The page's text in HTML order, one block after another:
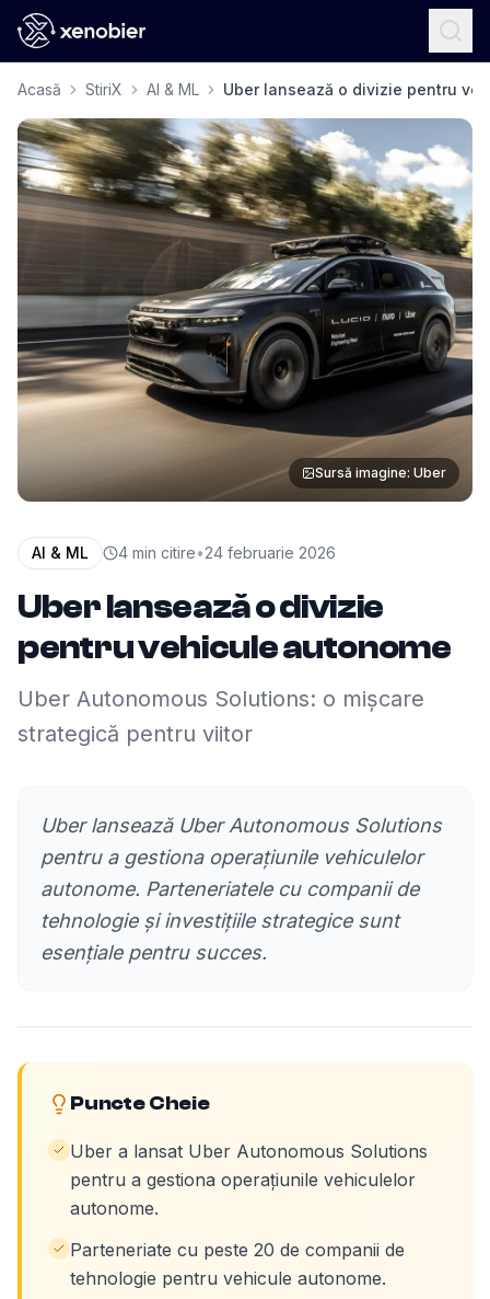
Acasă StiriX AI & ML Uber lansează o divizie pentru
Sursă imagine: Uber
AI & ML 4 min citire•24 februarie 2026
Uber lansează o divizie
pentru vehicule autonome
Uber Autonomous Solutions: o mișcare
strategică pentru viitor
Uber lansează Uber Autonomous Solutions
pentru a gestiona operațiunile vehiculelor
autonome. Parteneriatele cu companii de
tehnologie și investițiile strategice sunt
esențiale pentru succes.
Puncte Cheie
Uber a lansat Uber Autonomous Solutions
pentru a gestiona operațiunile vehiculelor
autonome.
Parteneriate cu peste 20 de companii de
tehnologie pentru vehicule autonome.